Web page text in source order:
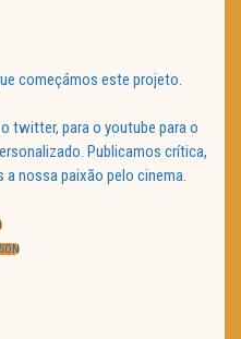
começámos este projeto.
twitter, para o youtube para o
Publicamos crítica,
nossa paixão pelo cinema.